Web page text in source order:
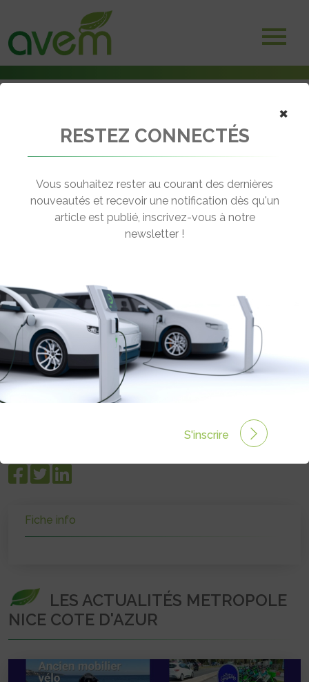
Collectivités et institutionnels
Métropole Nice Cote d’Azur
06000 NICE
VÉRONIQUE PAQUIS
Fiche info
LES ACTUALITÉS METROPOLE
NICE COTE D'AZUR
×
RESTEZ CONNECTÉS
Vous souhaitez rester au courant des dernières
nouveautés et recevoir une notification dès qu'un
article est publié, inscrivez-vous à notre
newsletter !
S'inscrire